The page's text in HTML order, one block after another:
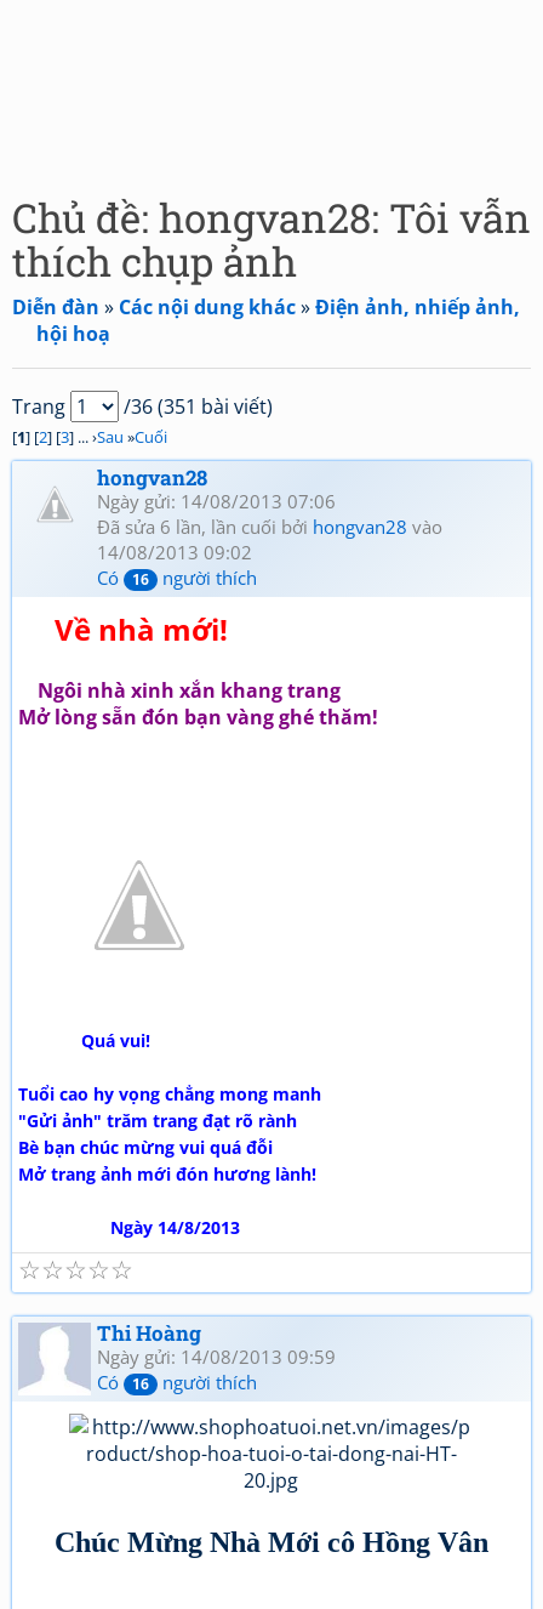
Chủ đề: hongvan28: Tôi vẫn
thích chụp ảnh
Diễn đàn » Các nội dung khác»Điện ảnh, nhiếp ảnh,
hội hoạ
Trang /36 (351 bài viết)
[1] [2] [3] ... ›Sau »Cuối
hongvan28
Ngày gửi: 14/08/2013 07:06
Đã sửa 6 lần, lần cuối bởi hongvan28 vào
14/08/2013 09:02
Có
16 người thích
Về nhà mới!
Ngôi nhà xinh xắn khang trang
Mở lòng sẵn đón bạn vàng ghé thăm!
Quá vui!
Tuổi cao hy vọng chẳng mong manh
"Gửi ảnh" trăm trang đạt rõ rành
Bè bạn chúc mừng vui quá đỗi
Mở trang ảnh mới đón hương lành!
Ngày 14/8/2013
☆
☆
☆
☆
☆
Thi Hoàng
Ngày gửi: 14/08/2013 09:59
Có
16 người thích
Chúc Mừng Nhà Mới cô Hồng Vân